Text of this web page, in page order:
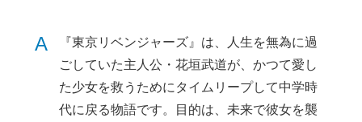
A
『東京リベンジャーズ』は、人生を無為に過
ごしていた主人公・花垣武道が、かつて愛し
た少女を救うためにタイムリープして中学時
代に戻る物語です。目的は、未来で彼女を襲